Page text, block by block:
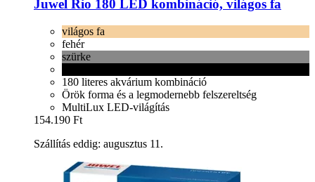
Juwel Rio 180 LED kombináció, világos fa
világos fa
fehér
szürke
180 literes akvárium kombináció
Örök forma és a legmodernebb felszereltség
MultiLux LED-világítás
154.190 Ft
Szállítás eddig: augusztus 11.